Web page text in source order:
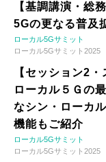
【基調講演・総
5Gの更なる普及
ローカル5Gサミット
ローカル5Gサミット2025
【セッション2
ローカル５Ｇの
なシン・ローカ
機能もご紹介
ローカル5Gサミット
ローカル5Gサミット2025